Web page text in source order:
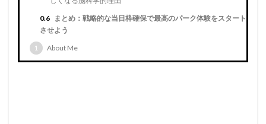
0.6 まとめ：戦略的な当日枠確保で最高のパーク体験をスタート
させよう
1
About Me